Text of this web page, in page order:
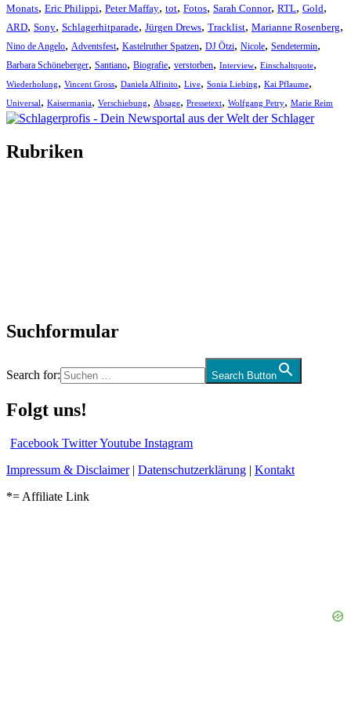
Monats, Eric Philippi, Peter Maffay, tot, Fotos, Sarah Connor, RTL, Gold,
ARD, Sony, Schlagerhitparade, Jürgen Drews, Tracklist, Marianne Rosenberg,
Nino de Angelo, Adventsfest, Kastelruther Spatzen, DJ Ötzi, Nicole, Sendetermin,
Barbara Schöneberger, Santiano, Biografie, verstorben, Interview, Einschaltquote,
Wiederholung, Vincent Gross, Daniela Alfinito, Live, Sonia Liebing, Kai Pflaume,
Universal, Kaisermania, Verschiebung, Absage, Pressetext, Wolfgang Petry, Marie Reim
Rubriken
Suchformular
Search for: Search Button
Folgt uns!
Facebook TwitterYoutube Instagram
Impressum & Disclaimer| Datenschutzerklärung | Kontakt
*= Affiliate Link